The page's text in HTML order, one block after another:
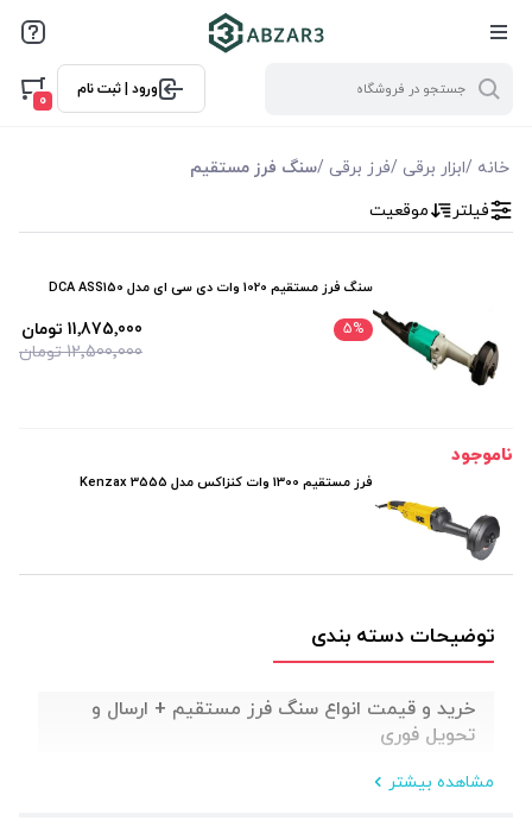
ورود | ثبت نام
0
خانه /ابزار برقی /فرز برقی /سنگ فرز مستقیم
فیلتر بر اساس قیمت
فیلتر براساس ویژگی ها
فیلترکردن براساس تولید‌کننده
دی سی ای DCA
کنزاکس Kenzax
فیلتر موقعیت
سنگ فرز مستقیم 1020 وات دی سی ای مدل DCA ASS150
5%
12٬500٬000 تومان
11٬875٬000 تومان
ناموجود
فرز مستقیم 1300 وات کنزاکس مدل Kenzax 3555
توضیحات دسته بندی
خرید و قیمت انواع سنگ فرز مستقیم + ارسال و
تحویل فوری
مشاهده بیشتر